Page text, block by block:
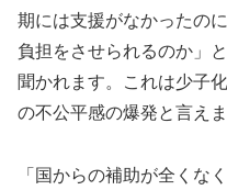
期には支援がなかったの
負担をさせられるのか」
聞かれます。これは少子
の不公平感の爆発と言えま
「国からの補助が全くな